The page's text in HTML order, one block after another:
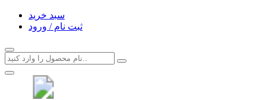
سبد خرید
ثبت نام / ورود